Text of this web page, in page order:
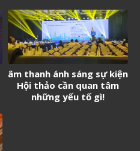
âm thanh ánh sáng sự kiện
Hội thảo cần quan tâm
những yếu tố gì!